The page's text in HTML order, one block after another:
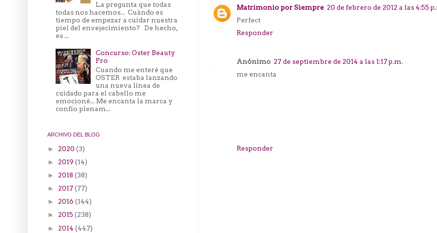
Matrimonio por Siempre 20 de febrero de 2012 a las 4:55
Perfect
Responder
Anónimo 27 de septiembre de 2014 a las 1:17 p.m.
me encanta
Responder
La pregunta que todas
todas nos hacemos... Cuándo es
tiempo de empezar a cuidar nuestra
piel del envejecimiento? De hecho,
es ...
Concurso: Oster Beauty
Pro
Cuando me enteré que
OSTER estaba lanzando
una nueva línea de
cuidado para el cabello me
emocioné... Me encanta la marca y
confío plenam...
ARCHIVO DEL BLOG
► 2020 (3)
► 2019 (14)
► 2018 (38)
► 2017(77)
► 2016 (144)
► 2015 (238)
► 2014 (447)